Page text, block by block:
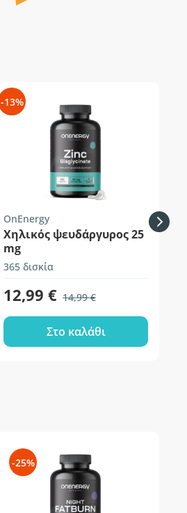
-13%
OnEnergy
Χηλικός ψευδάργυρος 25
mg
365 δισκία
12,99 € 14,99 €
Στο καλάθι
-25%